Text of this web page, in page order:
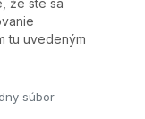
že ste sa
tu uvedeným